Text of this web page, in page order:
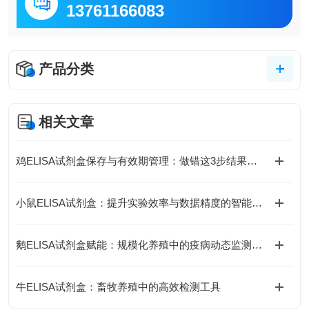
13761166083
产品分类
相关文章
鸡ELISA试剂盒保存与有效期管理：做错这3步结果全废
小鼠ELISA试剂盒：提升实验效率与数据精度的智能方案
鹅ELISA试剂盒赋能：规模化养殖中的疫病动态监测体系
牛ELISA试剂盒：畜牧养殖中的高效检测工具